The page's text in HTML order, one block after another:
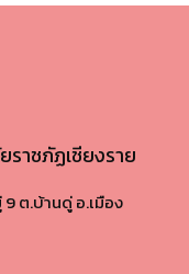
าชภัฏเชียงราย
ต.บ้านดู่ อ.เมือง